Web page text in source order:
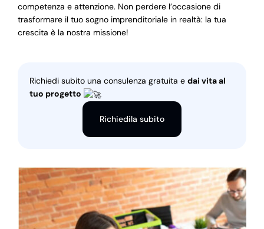
competenza e attenzione. Non perdere l’occasione di
trasformare il tuo sogno imprenditoriale in realtà: la tua
crescita è la nostra missione!
Richiedi subito una consulenza gratuita e dai vita al
tuo progetto
Richiedila subito